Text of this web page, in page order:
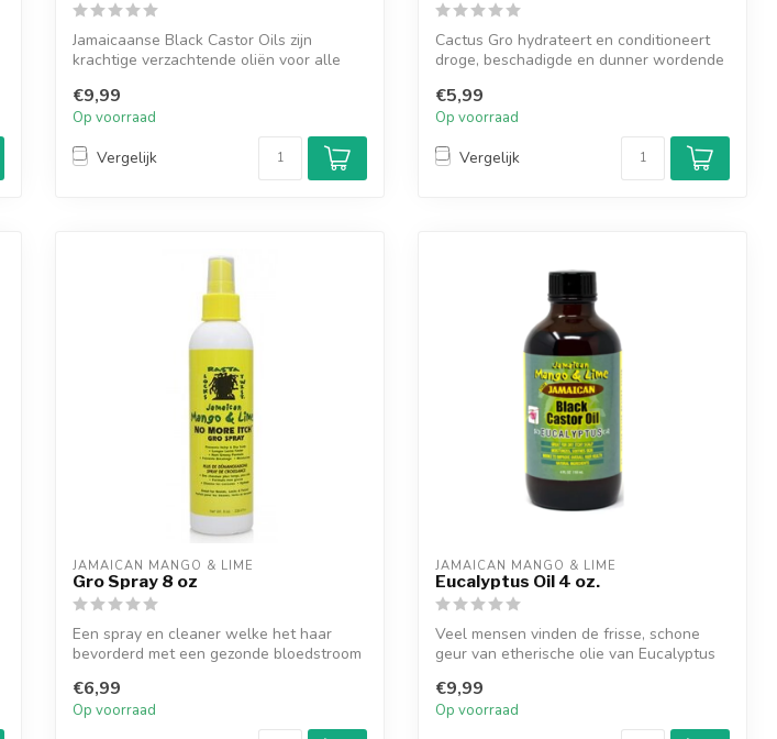
Jamaicaanse Black Castor Oils zijn
krachtige verzachtende oliën voor alle
€9,99
Op voorraad
Vergelijk
Cactus Gro hydrateert en conditioneert
droge, beschadigde en dunner wordende
€5,99
Op voorraad
Vergelijk
JAMAICAN MANGO & LIME
Gro Spray 8 oz
Een spray en cleaner welke het haar
bevorderd met een gezonde bloedstroom
€6,99
Op voorraad
JAMAICAN MANGO & LIME
Eucalyptus Oil 4 oz.
Veel mensen vinden de frisse, schone
geur van etherische olie van Eucalyptus
€9,99
Op voorraad